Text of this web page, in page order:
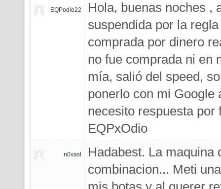
EQPodio22
Hola, buenas noches ,
suspendida por la
comprada por dinero
no fue comprada ni en
mía, salió del speed,
ponerlo con mi Google
necesito respuesta por
EQPxOdio
n0vasl
Hadabest. La maquina
combinacion... Meti